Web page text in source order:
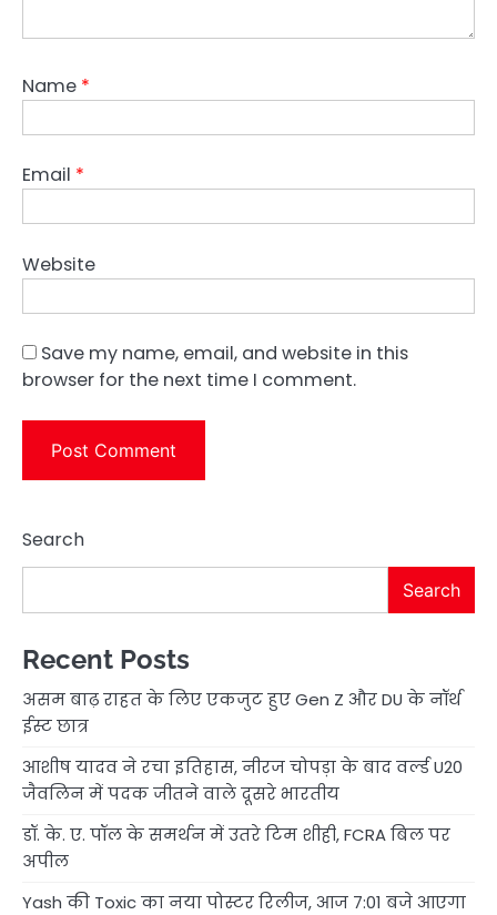
Name *
Email *
Website
Save my name, email, and website in this
browser for the next time I comment.
Search
Search
Recent Posts
असम बाढ़ राहत के लिए एकजुट हुए Gen Z और DU के नॉर्थ
ईस्ट छात्र
आशीष यादव ने रचा इतिहास, नीरज चोपड़ा के बाद वर्ल्ड U20
जैवलिन में पदक जीतने वाले दूसरे भारतीय
डॉ. के. ए. पॉल के समर्थन में उतरे टिम शीही, FCRA बिल पर
अपील
Yash की Toxic का नया पोस्टर रिलीज, आज 7:01 बजे आएगा